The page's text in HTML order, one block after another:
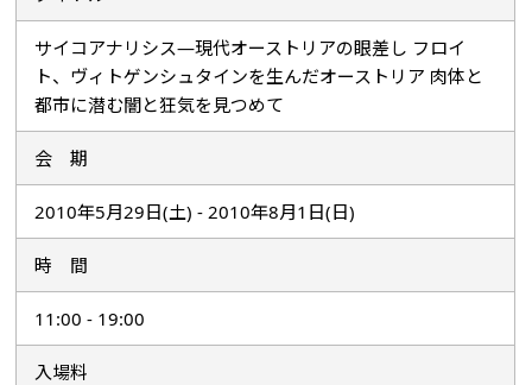
サイコアナリシス―現代オーストリアの眼差し フロイ
ト、ヴィトゲンシュタインを生んだオーストリア 肉体と
都市に潜む闇と狂気を見つめて
会 期
2010年5月29日(土) - 2010年8月1日(日)
時 間
11:00 - 19:00
入場料